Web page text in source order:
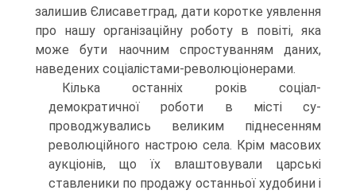
залишив Єлиса­ветград, дати коротке уявлення
про нашу організаційну роботу в повіті, яка
може бути наочним спростуванням даних,
наведених соціалістами-революціонерами.
Кілька останніх років соціал-
демократичної роботи в місті су­
проводжувались великим піднесенням
революційного настрою села. Крім масових
аукціонів, що їх влаштовували царські
ставленики по продажу останньої худобини і